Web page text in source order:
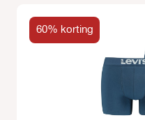
60% korting